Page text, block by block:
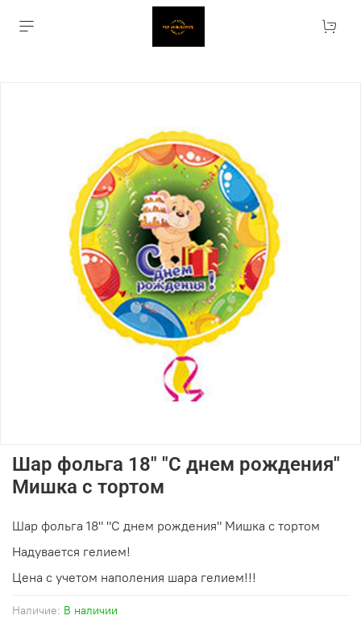
Наличие: В наличии
Шар фольга 18" "С днем рождения"
Мишка с тортом
Шар фольга 18" "С днем рождения" Мишка с тортом
Надувается гелием!
Цена с учетом наполения шара гелием!!!